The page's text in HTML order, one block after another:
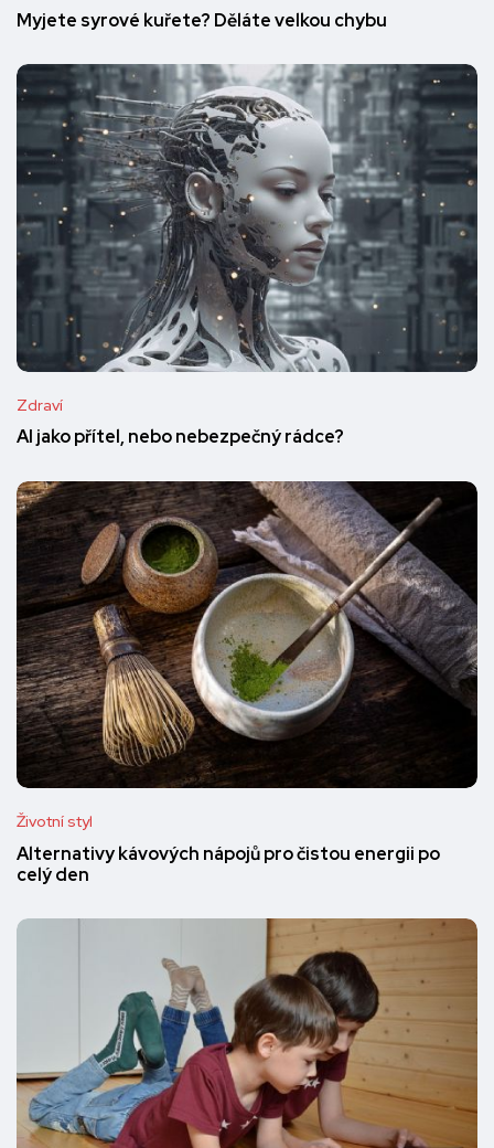
Myjete syrové kuřete? Děláte velkou chybu
Zdraví
AI jako přítel, nebo nebezpečný rádce?
Životní styl
Alternativy kávových nápojů pro čistou energii po
celý den